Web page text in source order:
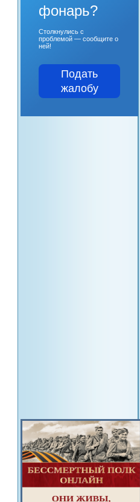
фонарь?
Столкнулись с
проблемой — сообщите о
ней!
Подать
жалобу